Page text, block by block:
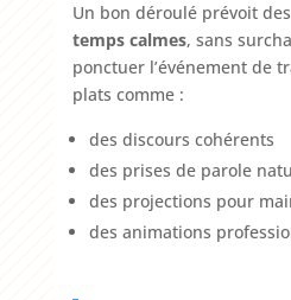
Un bon déroulé prévoit des
temps calmes, sans
ponctuer l’événement de
plats comme :
des discours cohérents
des prises de parole
des projections pour
des animations